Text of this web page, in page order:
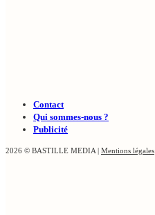
Contact
Qui sommes-nous ?
Publicité
2026 © BASTILLE MEDIA | Mentions légales